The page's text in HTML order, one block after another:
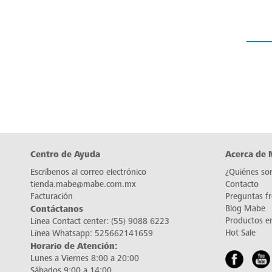
Centro de Ayuda
Escríbenos al correo electrónico
tienda.mabe@mabe.com.mx
Facturación
Contáctanos
Línea Contact center: (55) 9088 6223
Línea Whatsapp: 525662141659
Horario de Atención:
Lunes a Viernes 8:00 a 20:00
Acerca de
¿Quiénes
Contacto
Preguntas
Blog Mabe
Productos
Hot Sale